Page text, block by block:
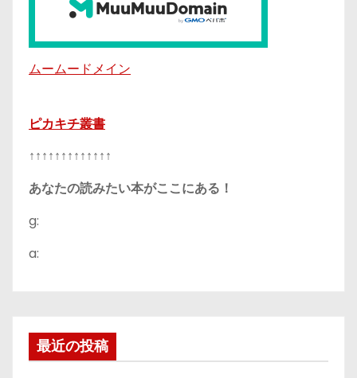
ムームードメイン
ピカキチ叢書
↑↑↑↑↑↑↑↑↑↑↑↑↑
あなたの読みたい本がここにある！
g:
a:
最近の投稿